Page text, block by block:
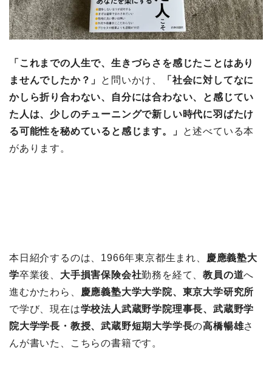
「これまでの人生で、生きづらさを感じたことはあり
ませんでしたか？」
と問いかけ、
「社会に対してなに
かしら折り合わない、自分には合わない、と感じてい
た人は、少しのチューニングで新しい時代に羽ばたけ
る可能性を秘めていると感じます。」
と述べている本
があります。
本日紹介するのは、1966年東京都生まれ、
慶應義塾大
学卒業後、 大手損害保険会社勤務を経て、教員の道へ
進むかたわら、
慶應義塾大学大学院、東京大学研究所
で学び、現在は学校法人武蔵野学院理事長、武蔵野学
院大学学長・教授、武蔵野短期大学学長の高橋暢雄さ
んが書いた、こちらの書籍です。